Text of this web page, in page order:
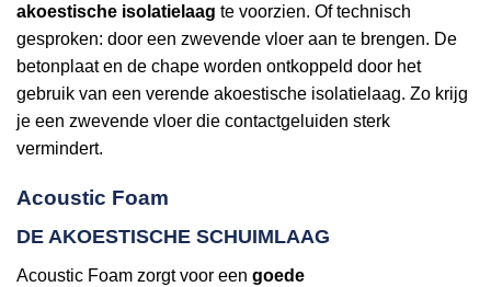
akoestische isolatielaag te voorzien. Of technisch
gesproken: door een zwevende vloer aan te brengen. De
betonplaat en de chape worden ontkoppeld door het
gebruik van een verende akoestische isolatielaag. Zo krijg
je een zwevende vloer die contactgeluiden sterk
vermindert.
Acoustic Foam
DE AKOESTISCHE SCHUIMLAAG
Acoustic Foam zorgt voor een goede